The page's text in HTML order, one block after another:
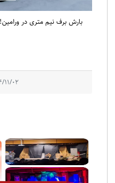
بارش برف نیم متری در
11/02